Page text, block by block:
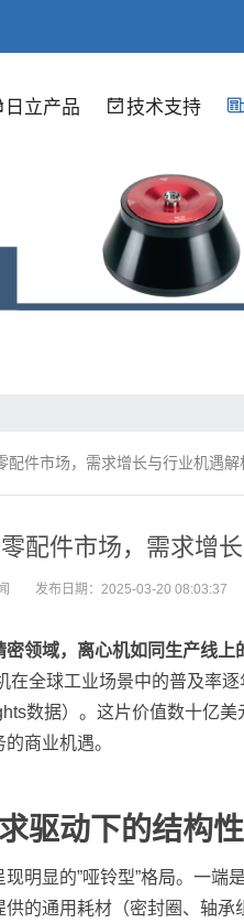
日立产品 技术支持
配件市场，需求增长与行业机遇解
配件市场，需求增
发布日期：2025-03-20 08:03:37
领域，离心机如同生产线
在全球工业场景中的普及率
数据）。这片价值数十亿
商业机遇。
驱动下的结构
明显的”哑铃型”格局。一端
的通用耗材（密封圈、轴